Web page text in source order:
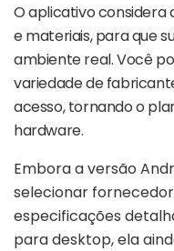
O aplicativo considera
e materiais, para que
ambiente real. Você
variedade de
acesso, tornando o
hardware.
Embora a versão
selecionar
especificações
para desktop, ela